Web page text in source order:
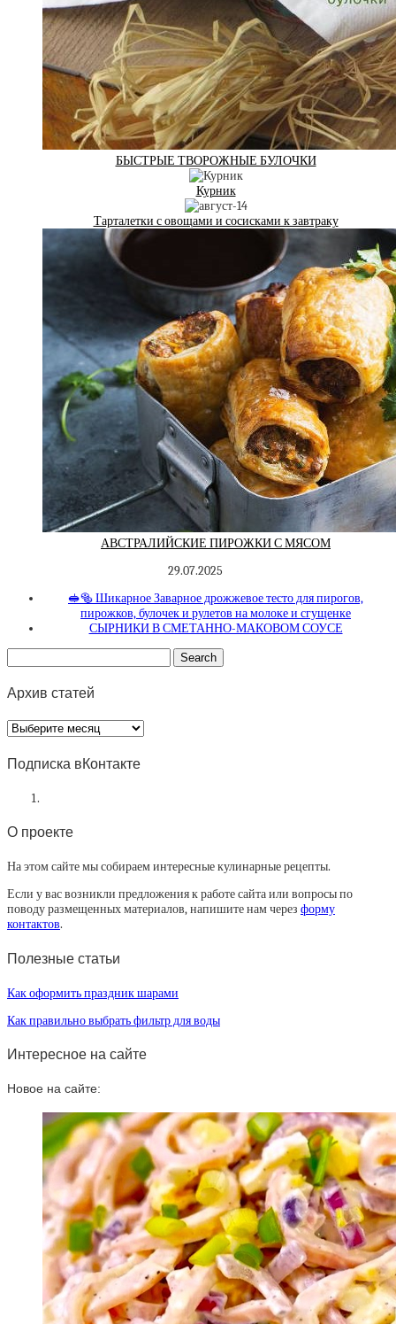
БЫСТРЫЕ ТВОРОЖНЫЕ БУЛОЧКИ
Курник
Тарталетки с овощами и сосисками к завтраку
АВСТРАЛИЙСКИЕ ПИРОЖКИ С МЯСОМ
29.07.2025
🥪🥯 Шикарное Заварное дрожжевое тесто для пирогов,
пирожков, булочек и рулетов на молоке и сгущенке
СЫРНИКИ В СМЕТАННО-МАКОВОМ СОУСЕ
Архив статей
Архив
статей
Подписка вКонтакте
О проекте
На этом сайте мы собираем интересные кулинарные рецепты.
Если у вас возникли предложения к работе сайта или вопросы по
поводу размещенных материалов, напишите нам через форму
контактов.
Полезные статьи
Как оформить праздник шарами
Как правильно выбрать фильтр для воды
Интересное на сайте
Новое на сайте: